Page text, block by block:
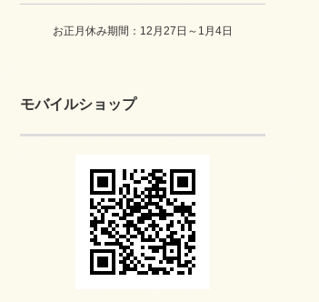
お正月休み期間：12月27日～1月4日
モバイルショップ